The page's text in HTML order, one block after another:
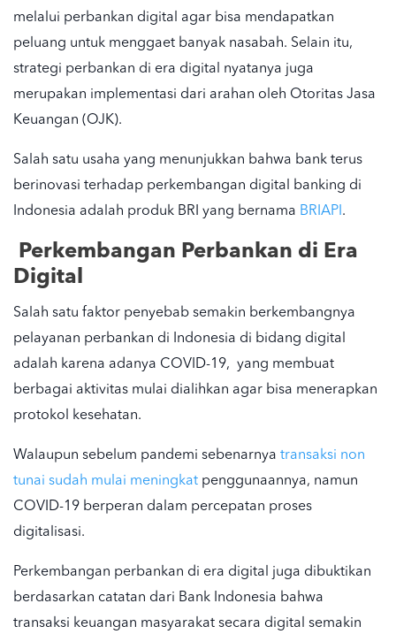
melalui perbankan digital agar bisa mendapatkan
peluang untuk menggaet banyak nasabah. Selain itu,
strategi perbankan di era digital nyatanya juga
merupakan implementasi dari arahan oleh Otoritas Jasa
Keuangan (OJK).
Salah satu usaha yang menunjukkan bahwa bank terus
berinovasi terhadap perkembangan digital banking di
Indonesia adalah produk BRI yang bernama BRIAPI .
Perkembangan Perbankan di Era
Digital
Salah satu faktor penyebab semakin berkembangnya
pelayanan perbankan di Indonesia di bidang digital
adalah karena adanya COVID-19, yang membuat
berbagai aktivitas mulai dialihkan agar bisa menerapkan
protokol kesehatan.
Walaupun sebelum pandemi sebenarnya transaksi non
tunai sudah mulai meningkat penggunaannya, namun
COVID-19 berperan dalam percepatan proses
digitalisasi.
Perkembangan perbankan di era digital juga dibuktikan
berdasarkan catatan dari Bank Indonesia bahwa
transaksi keuangan masyarakat secara digital semakin